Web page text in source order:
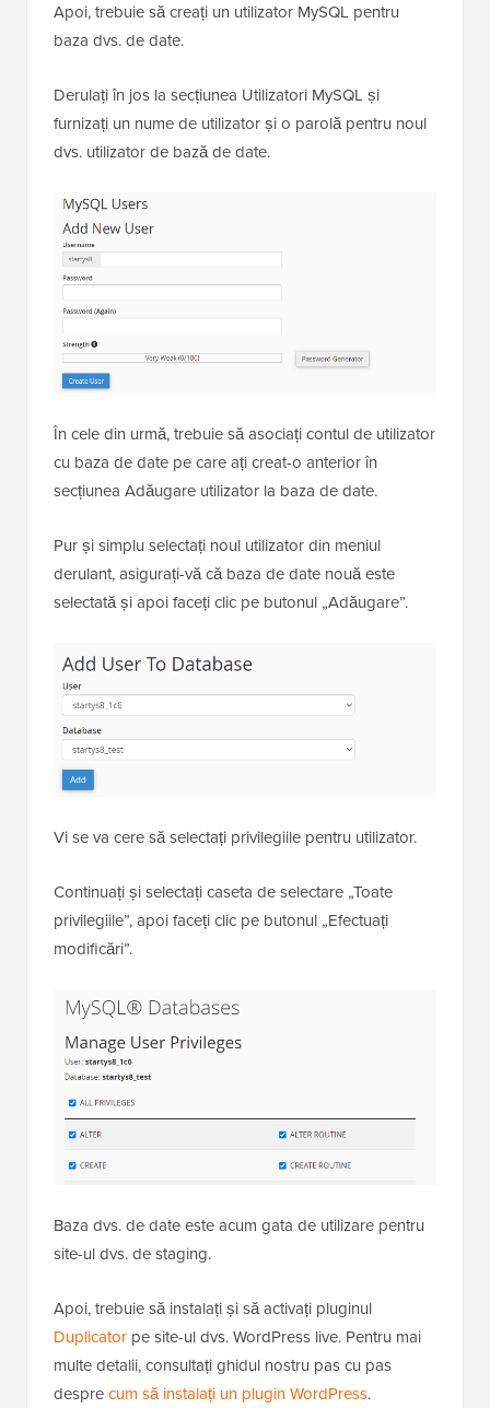
Apoi, trebuie să creați un utilizator MySQL pentru
baza dvs. de date.
Derulați în jos la secțiunea Utilizatori MySQL și
furnizați un nume de utilizator și o parolă pentru noul
dvs. utilizator de bază de date.
În cele din urmă, trebuie să asociați contul de utilizator
cu baza de date pe care ați creat-o anterior în
secțiunea Adăugare utilizator la baza de date.
Pur și simplu selectați noul utilizator din meniul
derulant, asigurați-vă că baza de date nouă este
selectată și apoi faceți clic pe butonul „Adăugare”.
Vi se va cere să selectați privilegiile pentru utilizator.
Continuați și selectați caseta de selectare „Toate
privilegiile”, apoi faceți clic pe butonul „Efectuați
modificări”.
Baza dvs. de date este acum gata de utilizare pentru
site-ul dvs. de staging.
Apoi, trebuie să instalați și să activați pluginul
Duplicator pe site-ul dvs. WordPress live. Pentru mai
multe detalii, consultați ghidul nostru pas cu pas
desprecum să instalați un plugin WordPress.